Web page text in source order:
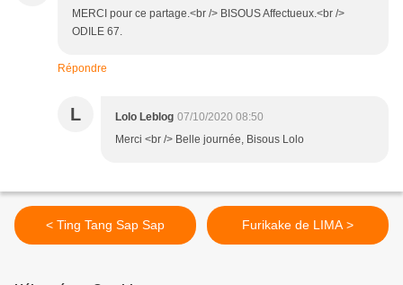
MERCI pour ce partage.<br /> BISOUS Affectueux.<br />
ODILE 67.
Répondre
L Lolo Leblog 07/10/2020 08:50
Merci <br /> Belle journée, Bisous Lolo
< Ting Tang Sap Sap Furikake de LIMA >